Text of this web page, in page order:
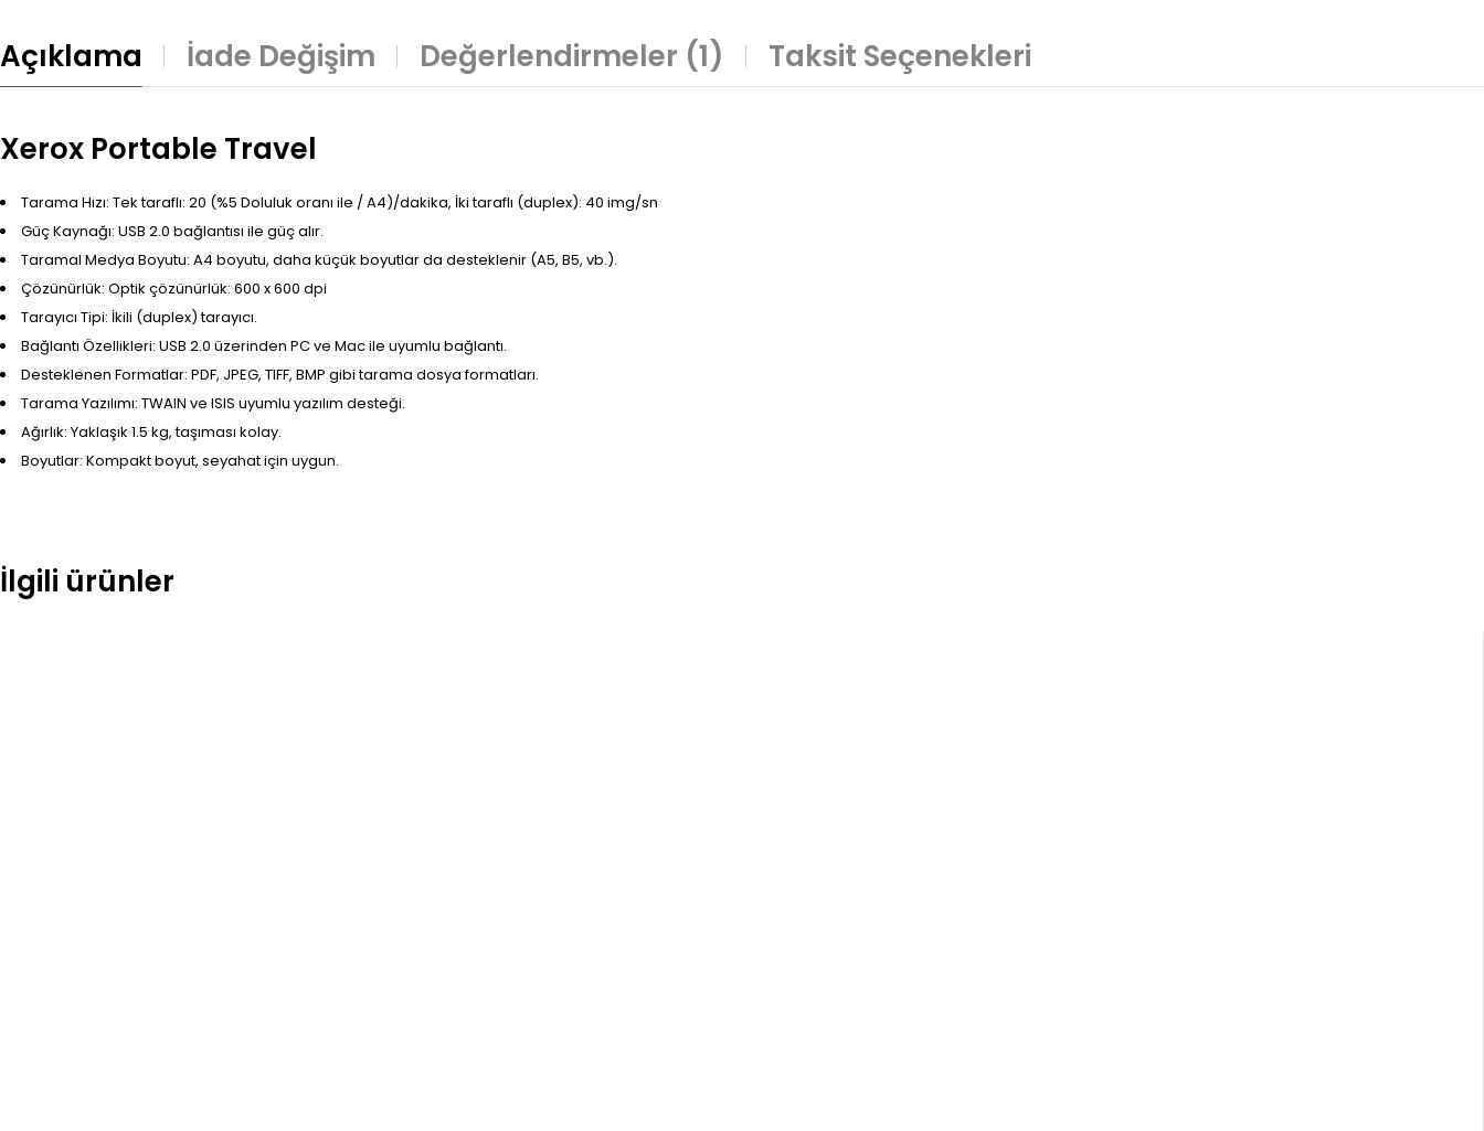
Açıklama İade Değişim Değerlendirmeler (1) Taksit Seçenekleri
Xerox Portable Travel
Tarama Hızı: Tek taraflı: 20 (%5 Doluluk oranı ile / A4)/dakika, İki taraflı (duplex): 40 img/sn
Güç Kaynağı: USB 2.0 bağlantısı ile güç alır.
Taramal Medya Boyutu: A4 boyutu, daha küçük boyutlar da desteklenir (A5, B5, vb.).
Çözünürlük: Optik çözünürlük: 600 x 600 dpi
Tarayıcı Tipi: İkili (duplex) tarayıcı.
Bağlantı Özellikleri: USB 2.0 üzerinden PC ve Mac ile uyumlu bağlantı.
Desteklenen Formatlar: PDF, JPEG, TIFF, BMP gibi tarama dosya formatları.
Tarama Yazılımı: TWAIN ve ISIS uyumlu yazılım desteği.
Ağırlık: Yaklaşık 1.5 kg, taşıması kolay.
Boyutlar: Kompakt boyut, seyahat için uygun.
İlgili ürünler